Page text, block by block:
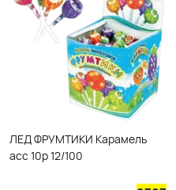
ЛЕД ФРУМТИКИ Карамель
асс 10р 12/100